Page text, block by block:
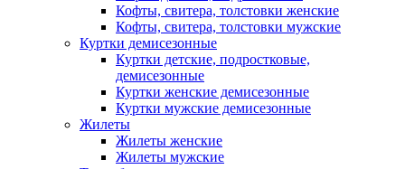
Кофты, свитера, толстовки женские
Кофты, свитера, толстовки мужские
Куртки демисезонные
Куртки детские, подростковые,
демисезонные
Куртки женские демисезонные
Куртки мужские демисезонные
Жилеты
Жилеты женские
Жилеты мужские